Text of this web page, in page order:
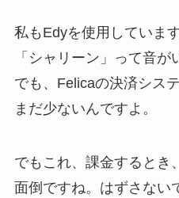
私もEdyを使用していま
「シャリーン」って音が
でも、Felicaの決済シス
まだ少ないんですよ。
でもこれ、課金するとき
面倒ですね。はずさない